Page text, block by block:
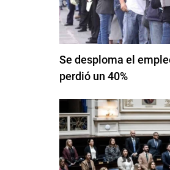
Se desploma el
perdió un 40%